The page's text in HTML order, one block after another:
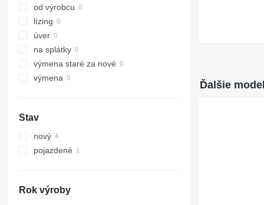
336
340
345
349
350
365
416
420
426
od výrobcu
lízing
úver
na splátky
výmena staré za nové
výmena
Stav
nový
pojazdené
Rok výroby
Ďalšie